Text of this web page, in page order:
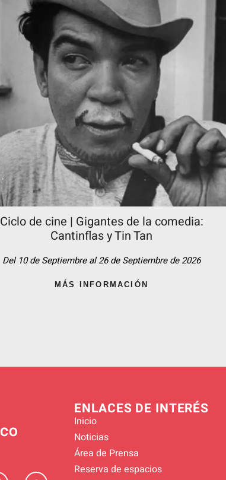
Ciclo de cine | Gigantes de la comedia:
Cantinflas y Tin Tan​
Del 10 de Septiembre al 26 de Septiembre de 2026
MÁS INFORMACIÓN
ENLACES DE INTERÉS
Inicio
Noticias
Área de Prensa
Reserva de espacios